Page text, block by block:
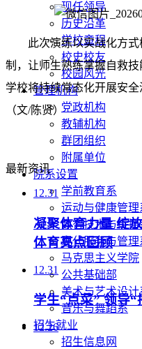
现任领导
历史沿革
学校章程
校史校友
校园风光
管理机构
党政机构
教辅机构
群团组织
附属单位
院系设置
学前教育系
运动与健康管理
数智技术与传播
现代服务与管理
马克思主义学院
公共基础部
美术与艺术设计
音乐与舞蹈系
招生就业
招生信息网
此次演练以实战化方
制，让师生熟练掌握自救技
学校将持续常态化开展安全
（文/陈贤）
最新资讯
12.31
凝聚体育力量 绽
体育亮点回顾
12.31
学生“点菜” 领导
12.26